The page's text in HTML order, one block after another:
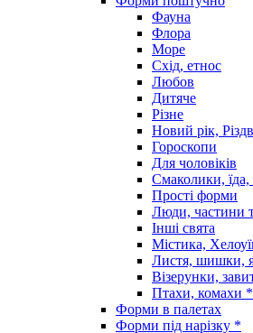
Фауна
Флора
Море
Схід, етнос
Любов
Дитяче
Різне
Новий рік,
Гороскопи
Для чоловіків
Смаколики,
Прості форми
Люди, частини
Інші свята
Містика,
Листя, шишки,
Візерунки,
Птахи, комахи *
Форми в палетах
Форми під нарізку *